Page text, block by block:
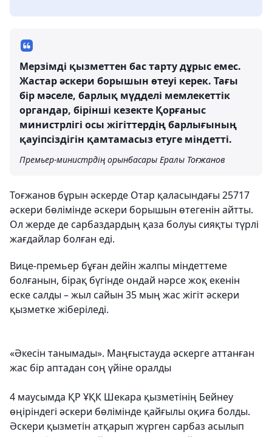
Мерзімді қызметтен бас тарту дұрыс емес.
Жастар әскери борышын өтеуі керек. Тағы
бір мәселе, барлық мүдделі мемлекеттік
органдар, бірінші кезекте Қорғаныс
министрлігі осы жігіттердің барлығының
қауіпсіздігін қамтамасыз етуге міндетті.
Премьер-министрдің орынбасары Ералы Тоғжанов
Тоғжанов бұрын әскерде Отар қаласындағы 25717
әскери бөлімінде әскери борышын өтегенін айтты.
Ол жерде де сарбаздардың қаза болуы сияқты түрлі
жағдайлар болған еді.
Вице-премьер бұған дейін жалпы міндеттеме
болғанын, бірақ бүгінде ондай нәрсе жоқ екенін
еске салды – жыл сайын 35 мың жас жігіт әскери
қызметке жіберіледі.
«Әкесін танымады». Маңғыстауда әскерге аттанған
жас бір аптадан соң үйіне оралды
4 маусымда ҚР ҰҚК Шекара қызметінің Бейнеу
өңіріндегі әскери бөлімінде қайғылы оқиға болды.
Әскери қызметін атқарып жүрген сарбаз асылып